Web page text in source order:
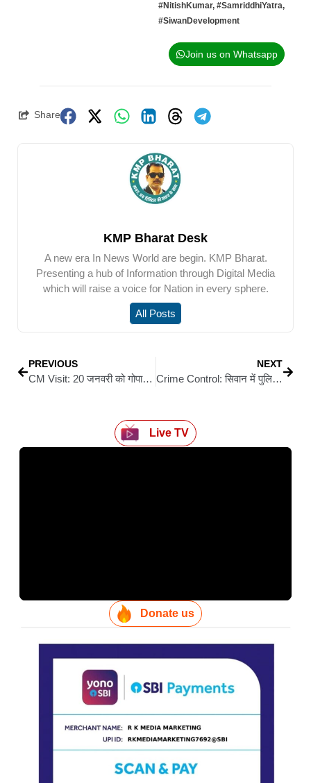
#NitishKumar, #SamriddhiYatra,
#SiwanDevelopment
Join us on Whatsapp
Share
KMP Bharat Desk
A new era In News World are begin. KMP Bharat.
Presenting a hub of Information through Digital Media
which will raise a voice for Nation in every sphere.
All Posts
PREVIOUS
CM Visit: 20 जनवरी को गोपालगंज आएंगे मुख्यमंत्री नीतीश कुमार, 134 करोड़ की योजनाओं का करेंगे उद्घाटन
NEXT
Crime Control: सिवान में पुलिस की बड़ी कार्रवाई, टॉप-10 इनामी अपराधी समेत दहेज हत्याकांड के 2 आरोपी गिरफ्तार
Live TV
Donate us